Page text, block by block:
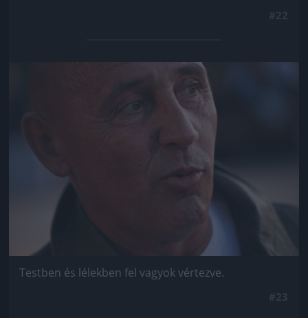
Jön még kép!
Testben és lélekben fel vagyok vértezve.